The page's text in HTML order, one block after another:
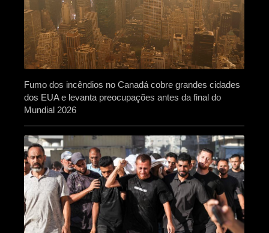
Fumo dos incêndios no Canadá cobre grandes cidades
dos EUA e levanta preocupações antes da final do
Mundial 2026